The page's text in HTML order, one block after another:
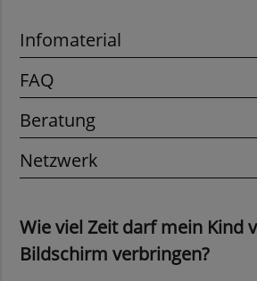
Infomaterial
FAQ
Beratung
Netzwerk
Wie viel Zeit darf mein Kind
Bildschirm verbringen?